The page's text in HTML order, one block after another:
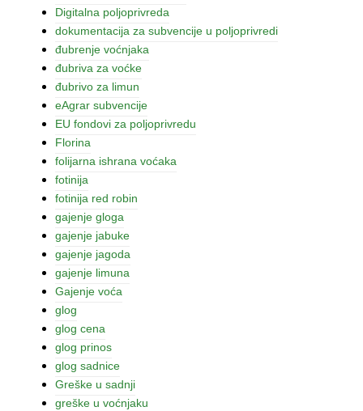
Digitalna poljoprivreda
dokumentacija za subvencije u poljoprivredi
đubrenje voćnjaka
đubriva za voćke
đubrivo za limun
eAgrar subvencije
EU fondovi za poljoprivredu
Florina
folijarna ishrana voćaka
fotinija
fotinija red robin
gajenje gloga
gajenje jabuke
gajenje jagoda
gajenje limuna
Gajenje voća
glog
glog cena
glog prinos
glog sadnice
Greške u sadnji
greške u voćnjaku